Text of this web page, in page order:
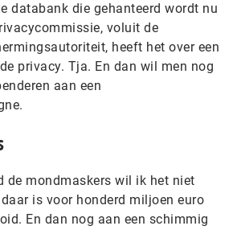
databank die gehanteerd wordt nu
voluit de
heeft het over een
privacy. Tja. En dan wil men nog
aan een
de mondmaskers wil ik het niet
is voor honderd miljoen euro
En dan nog aan een schimmig